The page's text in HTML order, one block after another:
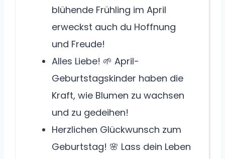
blühende Frühling im April
erweckst auch du Hoffnung
und Freude!
Alles Liebe! 🌱 April-
Geburtstagskinder haben die
Kraft, wie Blumen zu wachsen
und zu gedeihen!
Herzlichen Glückwunsch zum
Geburtstag! 🌸 Lass dein Leben